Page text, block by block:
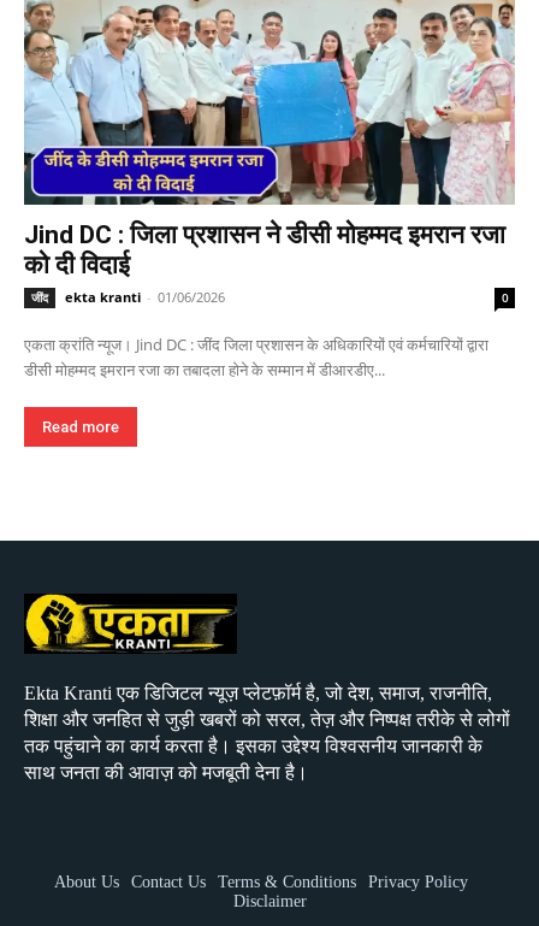
Jind DC : जिला प्रशासन ने डीसी मोहम्मद इमरान रजा
को दी विदाई
जींद ekta kranti - 01/06/2026 0
एकता क्रांति न्यूज। Jind DC : जींद जिला प्रशासन के अधिकारियों एवं कर्मचारियों द्वारा
डीसी मोहम्मद इमरान रजा का तबादला होने के सम्मान में डीआरडीए...
Read more
Ekta Kranti एक डिजिटल न्यूज़ प्लेटफ़ॉर्म है, जो देश, समाज, राजनीति,
शिक्षा और जनहित से जुड़ी खबरों को सरल, तेज़ और निष्पक्ष तरीके से लोगों
तक पहुंचाने का कार्य करता है। इसका उद्देश्य विश्वसनीय जानकारी के
साथ जनता की आवाज़ को मजबूती देना है।
About Us Contact Us Terms & Conditions
Privacy Policy
Disclaimer